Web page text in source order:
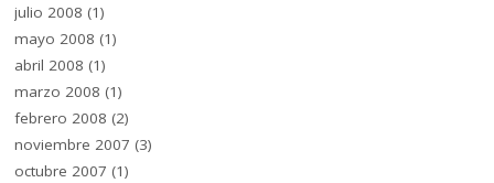
julio 2008 (1)
mayo 2008 (1)
abril 2008 (1)
marzo 2008 (1)
febrero 2008 (2)
noviembre 2007 (3)
octubre 2007 (1)